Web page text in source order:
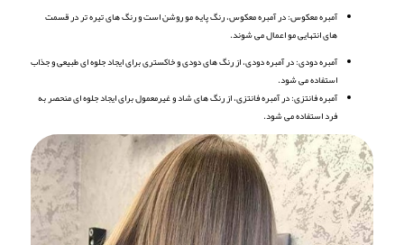
آمبره معکوس: در آمبره معکوس، رنگ پایه مو روشن است و رنگ های تیره تر در قسمت
های انتهایی مو اعمال می شوند.
آمبره دودی: در آمبره دودی، از رنگ های دودی و خاکستری برای ایجاد جلوه ای طبیعی و جذاب
استفاده می شود.
آمبره فانتزی: در آمبره فانتزی، از رنگ های شاد و غیرمعمول برای ایجاد جلوه ای منحصر به
فرد استفاده می شود.